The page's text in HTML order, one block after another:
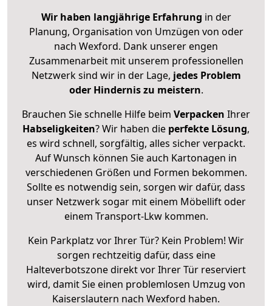
Wir haben langjährige Erfahrung in der
Planung, Organisation von Umzügen von oder
nach Wexford. Dank unserer engen
Zusammenarbeit mit unserem professionellen
Netzwerk sind wir in der Lage, jedes Problem
oder Hindernis zu meistern.
Brauchen Sie schnelle Hilfe beim Verpacken Ihrer
Habseligkeiten? Wir haben die perfekte Lösung,
es wird schnell, sorgfältig, alles sicher verpackt.
Auf Wunsch können Sie auch Kartonagen in
verschiedenen Größen und Formen bekommen.
Sollte es notwendig sein, sorgen wir dafür, dass
unser Netzwerk sogar mit einem Möbellift oder
einem Transport-Lkw kommen.
Kein Parkplatz vor Ihrer Tür? Kein Problem! Wir
sorgen rechtzeitig dafür, dass eine
Halteverbotszone direkt vor Ihrer Tür reserviert
wird, damit Sie einen problemlosen Umzug von
Kaiserslautern nach Wexford haben.